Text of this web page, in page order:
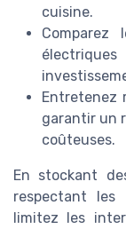
cuisine.
Entretenez
garantir un
coûteuses.
En stockant
respectant les
limitez les